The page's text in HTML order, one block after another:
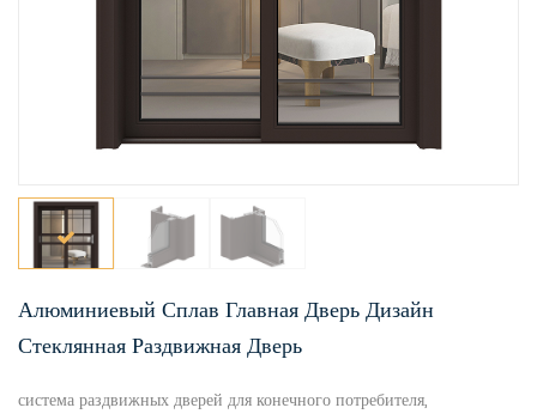
Алюминиевый Сплав Главная Дверь Дизайн
Стеклянная Раздвижная Дверь
система раздвижных дверей для конечного потребителя,